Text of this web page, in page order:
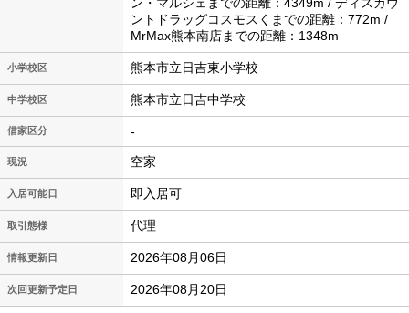
ン・マルシェまでの距離：4349m / ディスカウ
ントドラッグコスモスくまでの距離：772m /
MrMax熊本南店までの距離：1348m
小学校区 熊本市立日吉東小学校
中学校区 熊本市立日吉中学校
借家区分 -
現況 空家
入居可能日 即入居可
取引態様 代理
情報更新日 2026年08月06日
次回更新予定日 2026年08月20日